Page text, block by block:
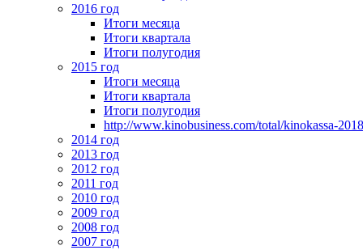
2016 год
Итоги месяца
Итоги квартала
Итоги полугодия
2015 год
Итоги месяца
Итоги квартала
Итоги полугодия
http://www.kinobusiness.com/total/kinokassa-
2014 год
2013 год
2012 год
2011 год
2010 год
2009 год
2008 год
2007 год